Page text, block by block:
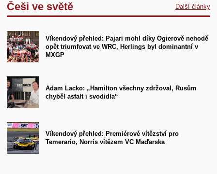
Češi ve světě Další články
Víkendový přehled: Pajari mohl díky Ogierově nehodě
opět triumfovat ve WRC, Herlings byl dominantní v
MXGP
Adam Lacko: „Hamilton všechny zdržoval, Rusům
chyběl asfalt i svodidla“
Víkendový přehled: Premiérové vítězství pro
Temerario, Norris vítězem VC Maďarska